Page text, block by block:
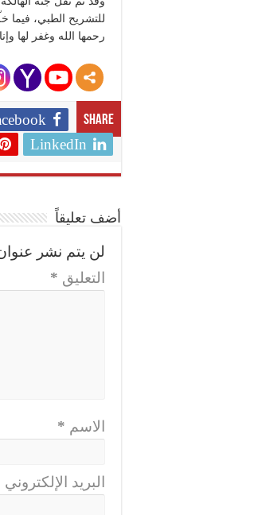
للتشريح الطبي، فيما
رحمها الله وغفر لها
Share
LinkedIn
أضف تعليقاً
لن يتم نشر
التعليق *
الاسم *
البريد الإلكتروني